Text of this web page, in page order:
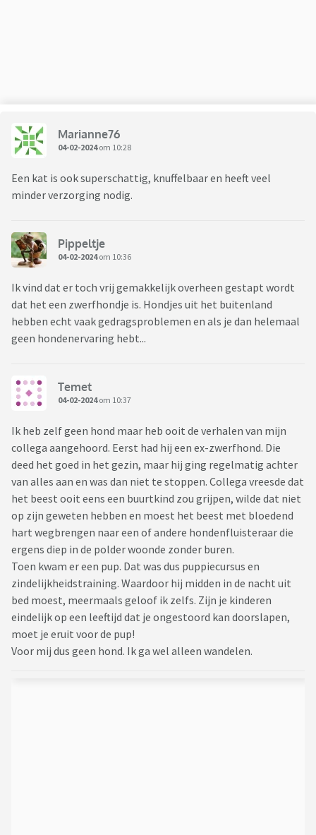
Marianne76
04-02-2024om 10:28
Een kat is ook superschattig, knuffelbaar en heeft veel
minder verzorging nodig.
Pippeltje
04-02-2024om 10:36
Ik vind dat er toch vrij gemakkelijk overheen gestapt wordt
dat het een zwerfhondje is. Hondjes uit het buitenland
hebben echt vaak gedragsproblemen en als je dan helemaal
geen hondenervaring hebt...
Temet
04-02-2024om 10:37
Ik heb zelf geen hond maar heb ooit de verhalen van mijn
collega aangehoord. Eerst had hij een ex-zwerfhond. Die
deed het goed in het gezin, maar hij ging regelmatig achter
van alles aan en was dan niet te stoppen. Collega vreesde dat
het beest ooit eens een buurtkind zou grijpen, wilde dat niet
op zijn geweten hebben en moest het beest met bloedend
hart wegbrengen naar een of andere hondenfluisteraar die
ergens diep in de polder woonde zonder buren.
Toen kwam er een pup. Dat was dus puppiecursus en
zindelijkheidstraining. Waardoor hij midden in de nacht uit
bed moest, meermaals geloof ik zelfs. Zijn je kinderen
eindelijk op een leeftijd dat je ongestoord kan doorslapen,
moet je eruit voor de pup!
Voor mij dus geen hond. Ik ga wel alleen wandelen.